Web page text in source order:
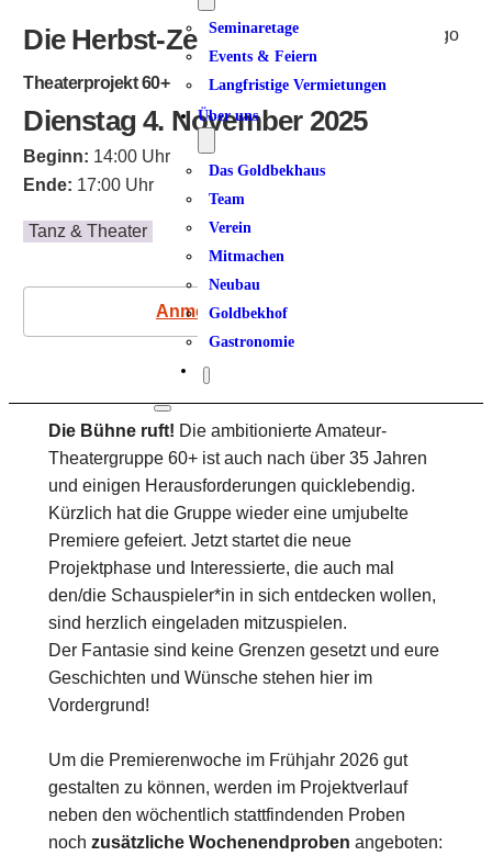
Seminaretage
Events & Feiern
Langfristige Vermietungen
Über uns
Das Goldbekhaus
Team
Verein
Mitmachen
Neubau
Goldbekhof
Gastronomie
Die Herbst-Zeitlosen
Theaterprojekt 60+
Dienstag 4. November 2025
Beginn: 14:00 Uhr
Ende: 17:00 Uhr
Tanz & Theater
Anmeldung
Die Bühne ruft! Die ambitionierte Amateur-
Theatergruppe 60+ ist auch nach über 35 Jahren
und einigen Herausforderungen quicklebendig.
Kürzlich hat die Gruppe wieder eine umjubelte
Premiere gefeiert. Jetzt startet die neue
Projektphase und Interessierte, die auch mal
den/die Schauspieler*in in sich entdecken wollen,
sind herzlich eingeladen mitzuspielen.
Der Fantasie sind keine Grenzen gesetzt und eure
Geschichten und Wünsche stehen hier im
Vordergrund!
Um die Premierenwoche im Frühjahr 2026 gut
gestalten zu können, werden im Projektverlauf
neben den wöchentlich stattfindenden Proben
noch zusätzliche Wochenendproben angeboten: